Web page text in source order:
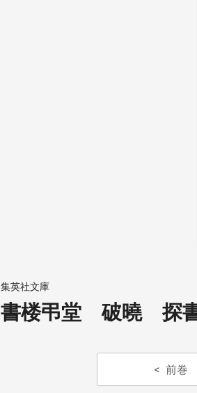
集英社文庫
書楼弔堂 破曉 探
前巻